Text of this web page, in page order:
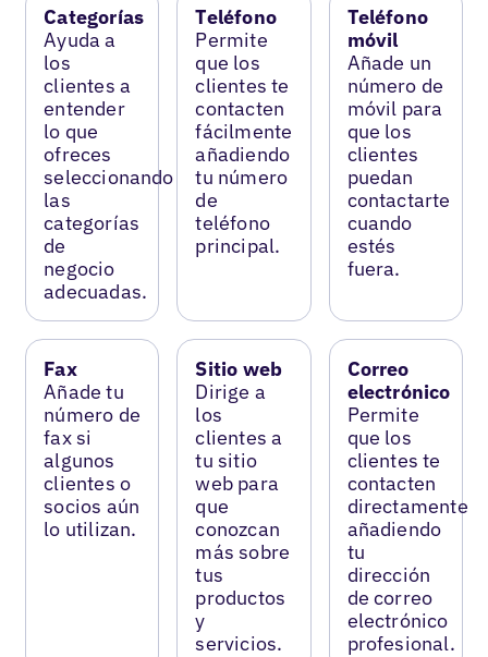
Categorías
Ayuda a
los
clientes a
entender
lo que
ofreces
seleccionando
las
categorías
de
negocio
adecuadas.
Teléfono
Permite
que los
clientes te
contacten
fácilmente
añadiendo
tu número
de
teléfono
principal.
Teléfono
móvil
Añade un
número de
móvil para
que los
clientes
puedan
contactarte
cuando
estés
fuera.
Fax
Añade tu
número de
fax si
algunos
clientes o
socios aún
lo utilizan.
Sitio web
Dirige a
los
clientes a
tu sitio
web para
que
conozcan
más sobre
tus
productos
y
servicios.
Correo
electrónico
Permite
que los
clientes te
contacten
directamente
añadiendo
tu
dirección
de correo
electrónico
profesional.